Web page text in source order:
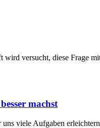
versucht, diese Frage
machst
viele Aufgaben